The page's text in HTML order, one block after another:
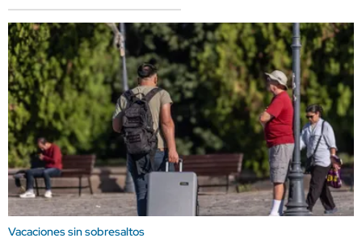
Vacaciones sin sobresaltos